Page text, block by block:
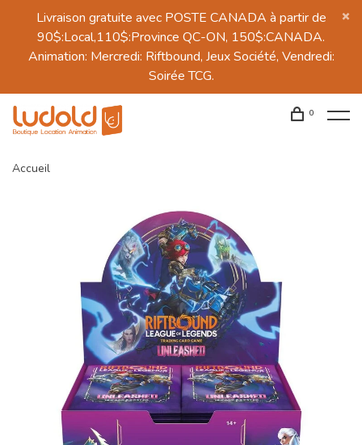
Livraison gratuite avec POSTE CANADA à partir de
90$:Local,110$:Province QC-ON, 150$:CANADA.
Animation: Mercredi: Riftbound, Jeux Société, Vendredi:
Soirée TCG.
0
Accueil